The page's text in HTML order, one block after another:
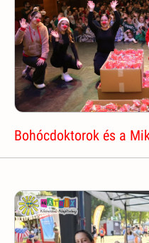
Bohócdoktorok és a